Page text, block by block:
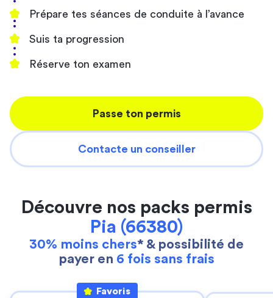
Prépare tes séances de conduite à l’avance
Suis ta progression
Réserve ton examen
Passe ton permis
Contacte un conseiller
Découvre nos packs permis
Pia (66380)
30% moins chers* & possibilité de
payer en 6 fois sans frais
Favoris